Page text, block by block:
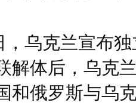
，乌克兰宣布
解体后，乌克
和俄罗斯与乌